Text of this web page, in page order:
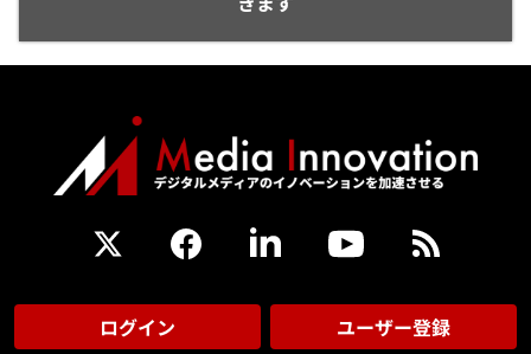
ログイン ユーザー登録